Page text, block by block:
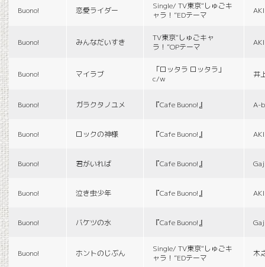
Buono! 恋愛ライダー
Single/ TV東京“しゅごキ
ャラ！”EDテーマ
Buono! みんなだいすき
TV東京“しゅごキャ
ラ！”OPテーマ
Buono! マイラブ
「ロッタラ ロッタラ」
c/w
井
Buono! ガラクタノユメ 『Cafe Buono!』 A-
Buono! ロックの神様 『Cafe Buono!』
Buono! 君がいれば 『Cafe Buono!』
Buono! 泣き虫少年 『Cafe Buono!』
Buono! バケツの水 『Cafe Buono!』
Buono! ホントのじぶん
Single/ TV東京“しゅごキ
ャラ！”EDテーマ
木